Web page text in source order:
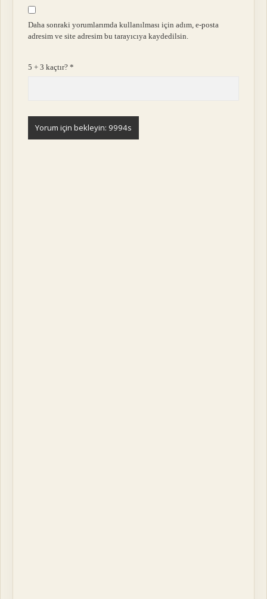
Daha sonraki yorumlarımda kullanılması için adım, e-posta
adresim ve site adresim bu tarayıcıya kaydedilsin.
5 + 3 kaçtır?*